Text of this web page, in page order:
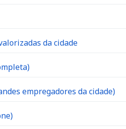
da cidade
empregadores da cidade)